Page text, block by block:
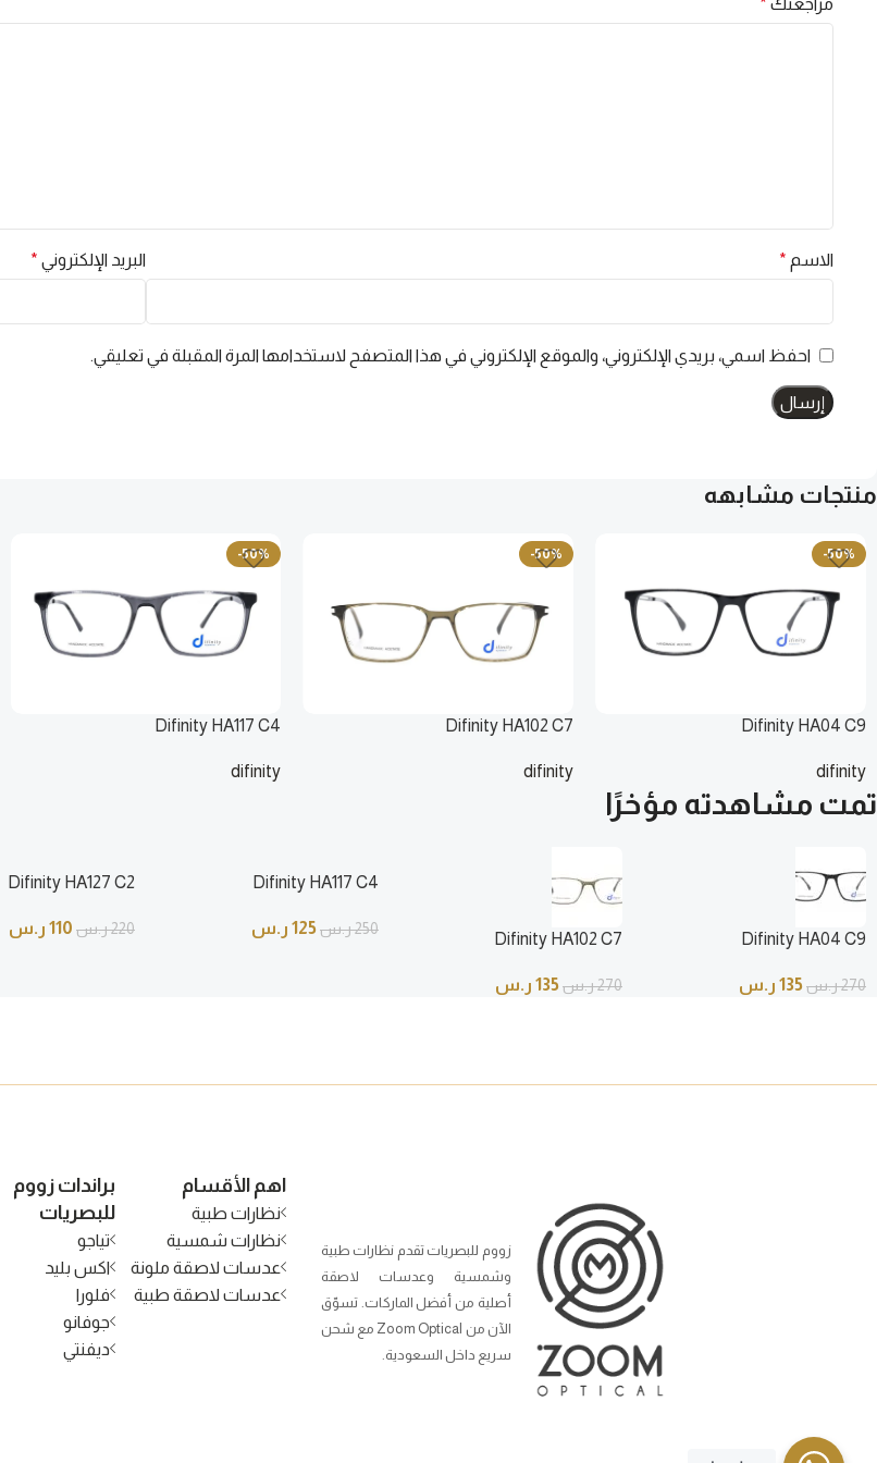
الاسم * البريد الإلكتروني *
احفظ اسمي، بريدي الإلكتروني، والموقع الإلكتروني في هذا المتصفح لاستخدامها المرة المقبلة في تعليقي.
منتجات مشابهه
-50%
Difinity HA04 C9
difinity
270 ر.س 135 ر.س
-50%
Difinity HA102 C7
difinity
-50%
Difinity HA117 C4
difinity
تمت مشاهدته مؤخرًا
Difinity HA04 C9
270ر.س135 ر.س
Difinity HA102 C7
270ر.س135 ر.س
Difinity HA117 C4
250ر.س125 ر.س
Difinity HA127 C2
220ر.س 110 ر.س
زووم للبصريات تقدم نظارات طبية
وشمسية وعدسات لاصقة
أصلية من أفضل الماركات. تسوّق
الآن من Zoom Optical مع شحن
سريع داخل السعودية.
اهم الأقسام
نظارات طبية
نظارات شمسية
عدسات لاصقة ملونة
عدسات لاصقة طبية
براندات زووم
للبصريات
تياجو
اكس بليد
فلورا
جوفانو
ديفنتي